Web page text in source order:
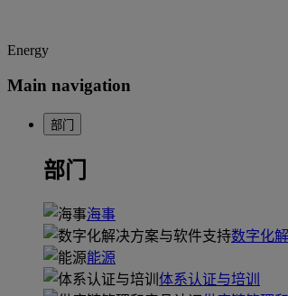
Energy
Main navigation
部门
部门
海事
数字化
能源
体系认证与培训